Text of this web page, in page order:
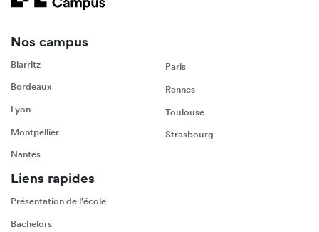
Nos campus
Biarritz
Bordeaux
Lyon
Montpellier
Nantes
Paris
Rennes
Toulouse
Strasbourg
Liens rapides
Présentation de l'école
Bachelors